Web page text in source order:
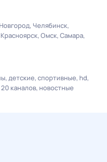
Челябинск
Красноярск Омск Самара
детские спортивные hd
20 каналов новостные